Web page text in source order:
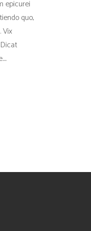
epicurei
quo,